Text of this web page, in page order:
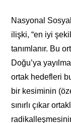
Nasyonal
ilişki, “en iyi
tanımlanır. Bu
Doğu’ya
ortak hedefleri
bir kesiminin
sınırlı çıkar